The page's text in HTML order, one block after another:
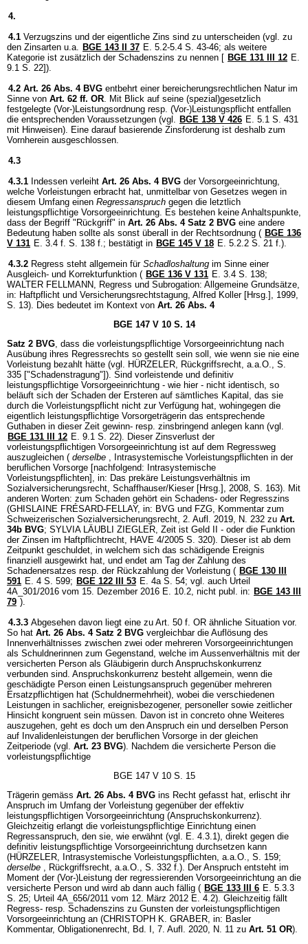
4.
4.1 Verzugszins und der eigentliche Zins sind zu unterscheiden (vgl. zu
den Zinsarten u.a. BGE 143 II 37 E. 5.2-5.4 S. 43-46; als weitere
Kategorie ist zusätzlich der Schadenszins zu nennen [ BGE 131 III 12 E.
9.1 S. 22]).
4.2 Art. 26 Abs. 4 BVG entbehrt einer bereicherungsrechtlichen Natur im
Sinne von Art. 62 ff. OR. Mit Blick auf seine (spezial)gesetzlich
festgelegte (Vor-)Leistungsordnung resp. (Vor-)Leistungspflicht entfallen
die entsprechenden Voraussetzungen (vgl. BGE 138 V 426 E. 5.1 S. 431
mit Hinweisen). Eine darauf basierende Zinsforderung ist deshalb zum
Vornherein ausgeschlossen.
4.3
4.3.1 Indessen verleiht Art. 26 Abs. 4 BVG der Vorsorgeeinrichtung,
welche Vorleistungen erbracht hat, unmittelbar von Gesetzes wegen in
diesem Umfang einen Regressanspruch gegen die letztlich
leistungspflichtige Vorsorgeeinrichtung. Es bestehen keine Anhaltspunkte,
dass der Begriff "Rückgriff" in Art. 26 Abs. 4 Satz 2 BVG eine andere
Bedeutung haben sollte als sonst überall in der Rechtsordnung ( BGE 136
V 131 E. 3.4 f. S. 138 f.; bestätigt in BGE 145 V 18 E. 5.2.2 S. 21 f.).
4.3.2 Regress steht allgemein für Schadloshaltung im Sinne einer
Ausgleich- und Korrekturfunktion ( BGE 136 V 131 E. 3.4 S. 138;
WALTER FELLMANN, Regress und Subrogation: Allgemeine Grundsätze,
in: Haftpflicht und Versicherungsrechtstagung, Alfred Koller [Hrsg.], 1999,
S. 13). Dies bedeutet im Kontext von Art. 26 Abs. 4
BGE 147 V 10 S. 14
Satz 2 BVG, dass die vorleistungspflichtige Vorsorgeeinrichtung nach
Ausübung ihres Regressrechts so gestellt sein soll, wie wenn sie nie eine
Vorleistung bezahlt hätte (vgl. HÜRZELER, Rückgriffsrecht, a.a.O., S.
335 ["Schadenstragung"]). Sind vorleistende und definitiv
leistungspflichtige Vorsorgeeinrichtung - wie hier - nicht identisch, so
beläuft sich der Schaden der Ersteren auf sämtliches Kapital, das sie
durch die Vorleistungspflicht nicht zur Verfügung hat, wohingegen die
eigentlich leistungspflichtige Vorsorgeträgerin das entsprechende
Guthaben in dieser Zeit gewinn- resp. zinsbringend anlegen kann (vgl.
BGE 131 III 12 E. 9.1 S. 22). Dieser Zinsverlust der
vorleistungspflichtigen Vorsorgeeinrichtung ist auf dem Regressweg
auszugleichen ( derselbe , Intrasystemische Vorleistungspflichten in der
beruflichen Vorsorge [nachfolgend: Intrasystemische
Vorleistungspflichten], in: Das prekäre Leistungsverhältnis im
Sozialversicherungsrecht, Schaffhauser/Kieser [Hrsg.], 2008, S. 163). Mit
anderen Worten: zum Schaden gehört ein Schadens- oder Regresszins
(GHISLAINE FRÉSARD-FELLAY, in: BVG und FZG, Kommentar zum
Schweizerischen Sozialversicherungsrecht, 2. Aufl. 2019, N. 232 zu Art.
34b BVG; SYLVIA LÄUBLI ZIEGLER, Zeit ist Geld II - oder die Funktion
der Zinsen im Haftpflichtrecht, HAVE 4/2005 S. 320). Dieser ist ab dem
Zeitpunkt geschuldet, in welchem sich das schädigende Ereignis
finanziell ausgewirkt hat, und endet am Tag der Zahlung des
Schadenersatzes resp. der Rückzahlung der Vorleistung ( BGE 130 III
591 E. 4 S. 599; BGE 122 III 53 E. 4a S. 54; vgl. auch Urteil
4A_301/2016 vom 15. Dezember 2016 E. 10.2, nicht publ. in: BGE 143 III
79 ).
4.3.3 Abgesehen davon liegt eine zu Art. 50 f. OR ähnliche Situation vor.
So hat Art. 26 Abs. 4 Satz 2 BVG vergleichbar die Auflösung des
Innenverhältnisses zwischen zwei oder mehreren Vorsorgeeinrichtungen
als Schuldnerinnen zum Gegenstand, welche im Aussenverhältnis mit der
versicherten Person als Gläubigerin durch Anspruchskonkurrenz
verbunden sind. Anspruchskonkurrenz besteht allgemein, wenn die
geschädigte Person einen Leistungsanspruch gegenüber mehreren
Ersatzpflichtigen hat (Schuldnermehrheit), wobei die verschiedenen
Leistungen in sachlicher, ereignisbezogener, personeller sowie zeitlicher
Hinsicht kongruent sein müssen. Davon ist in concreto ohne Weiteres
auszugehen, geht es doch um den Anspruch ein und derselben Person
auf Invalidenleistungen der beruflichen Vorsorge in der gleichen
Zeitperiode (vgl. Art. 23 BVG). Nachdem die versicherte Person die
vorleistungspflichtige
BGE 147 V 10 S. 15
Trägerin gemäss Art. 26 Abs. 4 BVG ins Recht gefasst hat, erlischt ihr
Anspruch im Umfang der Vorleistung gegenüber der effektiv
leistungspflichtigen Vorsorgeeinrichtung (Anspruchskonkurrenz).
Gleichzeitig erlangt die vorleistungspflichtige Einrichtung einen
Regressanspruch, den sie, wie erwähnt (vgl. E. 4.3.1), direkt gegen die
definitiv leistungspflichtige Vorsorgeeinrichtung durchsetzen kann
(HÜRZELER, Intrasystemische Vorleistungspflichten, a.a.O., S. 159;
derselbe , Rückgriffsrecht, a.a.O., S. 332 f.). Der Anspruch entsteht im
Moment der (Vor-)Leistung der regressierenden Vorsorgeeinrichtung an die
versicherte Person und wird ab dann auch fällig ( BGE 133 III 6 E. 5.3.3
S. 25; Urteil 4A_656/2011 vom 12. März 2012 E. 4.2). Gleichzeitig fällt
Regress- resp. Schadenszins zu Gunsten der vorleistungspflichtigen
Vorsorgeeinrichtung an (CHRISTOPH K. GRABER, in: Basler
Kommentar, Obligationenrecht, Bd. I, 7. Aufl. 2020, N. 11 zu Art. 51 OR).